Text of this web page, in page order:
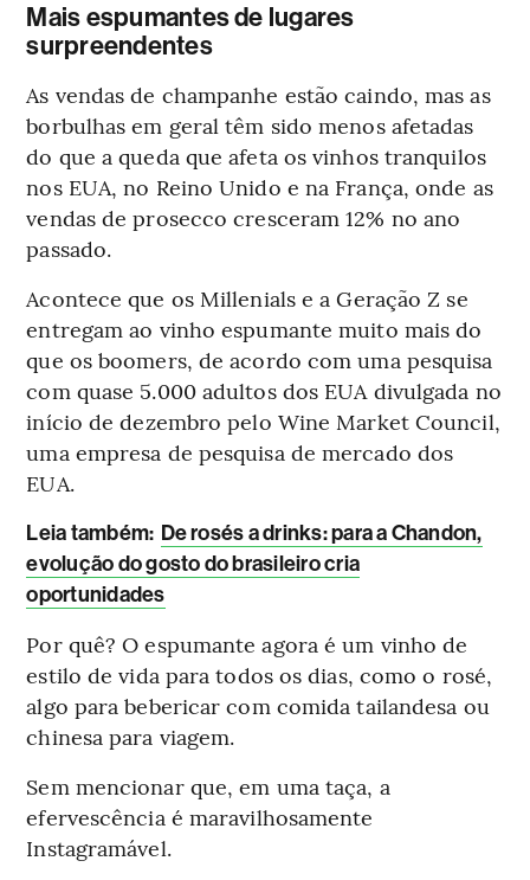
Mais espumantes de lugares
surpreendentes
As vendas de champanhe estão caindo, mas as
borbulhas em geral têm sido menos afetadas
do que a queda que afeta os vinhos tranquilos
nos EUA, no Reino Unido e na França, onde as
vendas de prosecco cresceram 12% no ano
passado.
Acontece que os Millenials e a Geração Z se
entregam ao vinho espumante muito mais do
que os boomers, de acordo com uma pesquisa
com quase 5.000 adultos dos EUA divulgada no
início de dezembro pelo Wine Market Council,
uma empresa de pesquisa de mercado dos
EUA.
Leia também: De rosés a drinks: para a Chandon,
evolução do gosto do brasileiro cria
oportunidades
Por quê? O espumante agora é um vinho de
estilo de vida para todos os dias, como o rosé,
algo para bebericar com comida tailandesa ou
chinesa para viagem.
Sem mencionar que, em uma taça, a
efervescência é maravilhosamente
Instagramável.